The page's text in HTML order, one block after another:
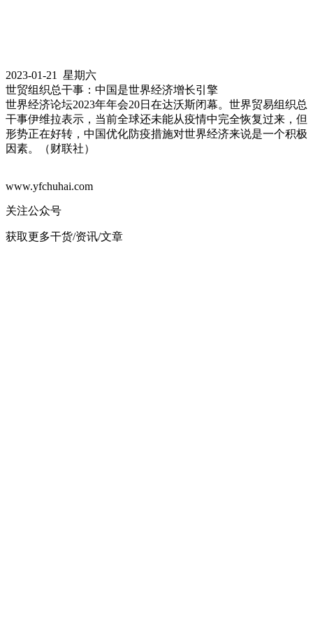
2023-01-21 星期六
世贸组织总干事：中国是世界经济增长引擎
世界经济论坛2023年年会20日在达沃斯闭幕。世界贸易组织总
干事伊维拉表示，当前全球还未能从疫情中完全恢复过来，但
形势正在好转，中国优化防疫措施对世界经济来说是一个积极
因素。（财联社）
www.yfchuhai.com
关注公众号
获取更多干货/资讯/文章